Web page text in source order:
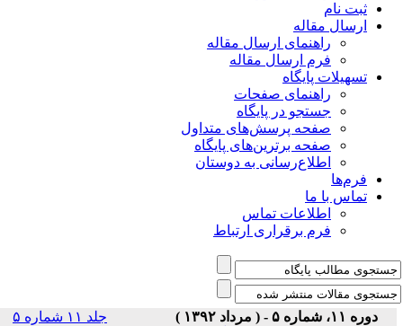
ثبت نام
ارسال مقاله
راهنمای ارسال مقاله
فرم ارسال مقاله
تسهیلات پایگاه
راهنمای صفحات
جستجو در پایگاه
صفحه پرسش‌های متداول
صفحه برترین‌های پایگاه
اطلاع‌رسانی به دوستان
فرم‌ها
تماس با ما
اطلاعات تماس
فرم برقراری ارتباط
دوره ۱۱، شماره ۵ - ( مرداد ۱۳۹۲ )
جلد ۱۱ شماره ۵